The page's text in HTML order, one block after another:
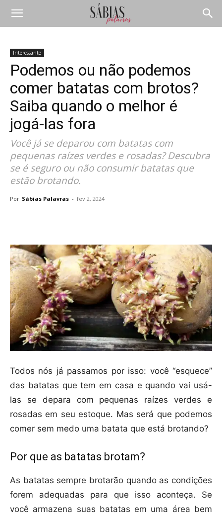
Interessante
Podemos ou não podemos
comer batatas com brotos?
Saiba quando o melhor é
jogá-las fora
Você já se deparou com batatas com
pequenas raízes verdes e rosadas? Descubra
se é seguro ou não consumir batatas que
estão brotando.
Por Sábias Palavras - fev 2, 2024
Todos nós já passamos por isso: você “esquece”
das batatas que tem em casa e quando vai usá-
las se depara com pequenas raízes verdes e
rosadas em seu estoque. Mas será que podemos
comer sem medo uma batata que está brotando?
Por que as batatas brotam?
As batatas sempre brotarão quando as condições
forem adequadas para que isso aconteça. Se
você armazena suas batatas em uma área bem